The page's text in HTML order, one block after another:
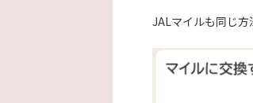
JALマイルも同じ方